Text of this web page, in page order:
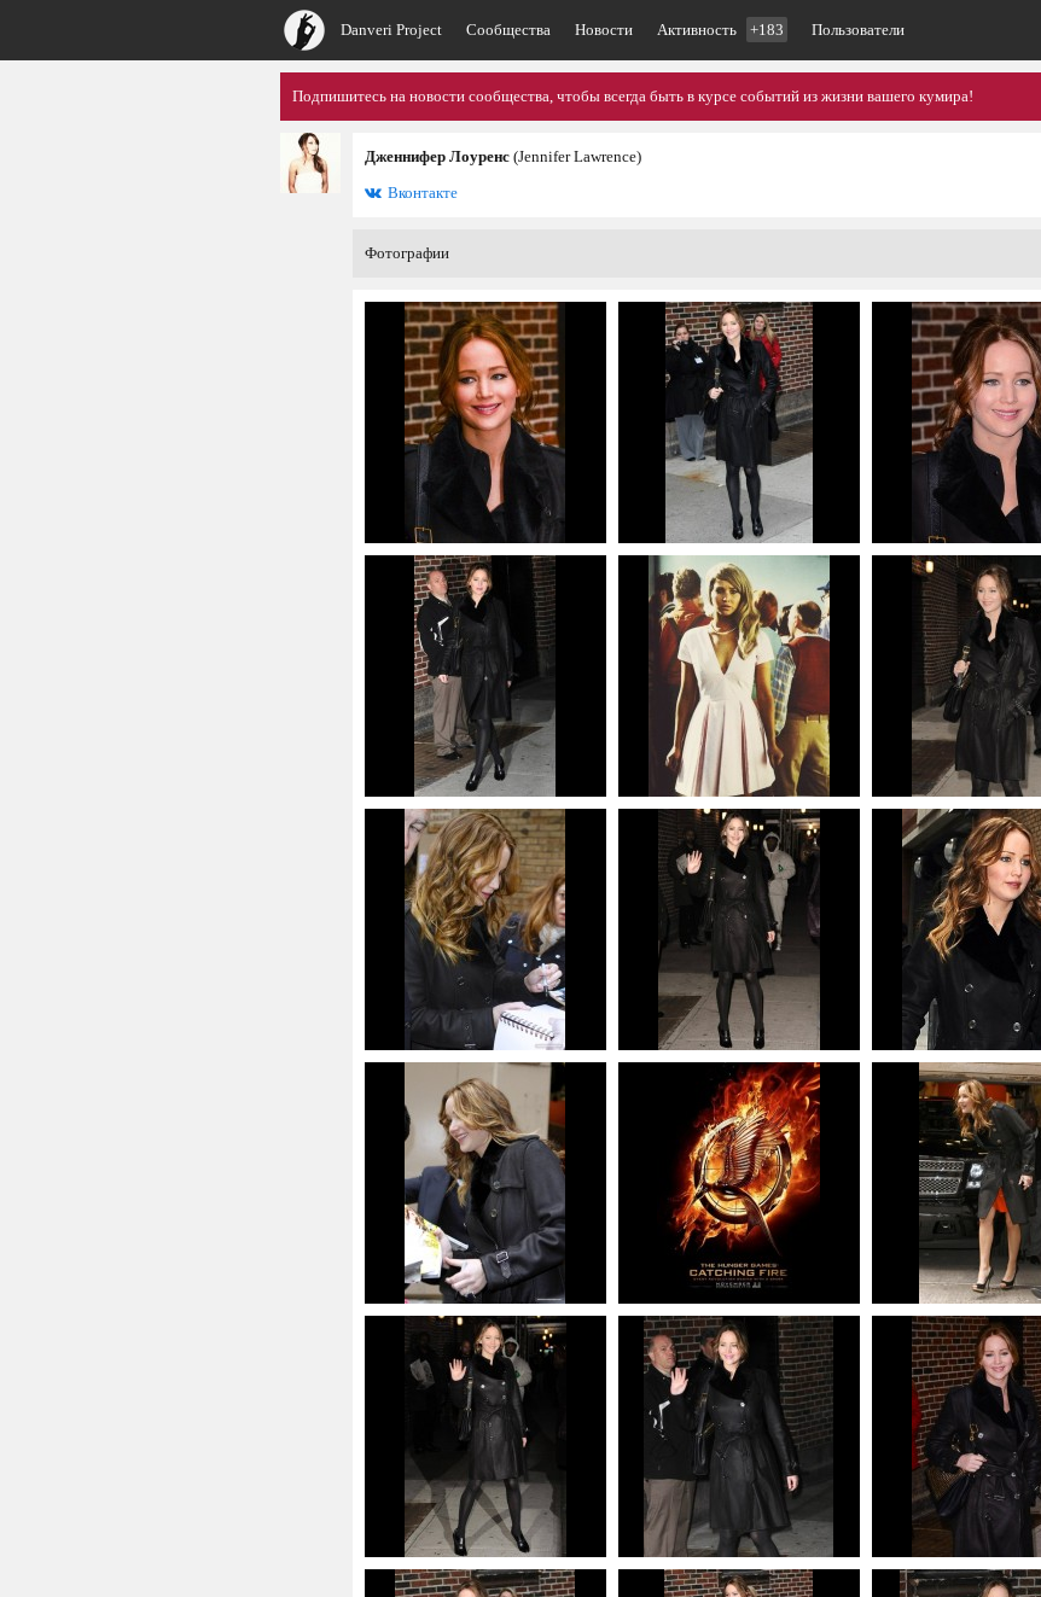
Danveri Project Сообщества Новости Активность +183 Пользователи
Подпишитесь на новости сообщества, чтобы всегда быть в курсе событий из жизни вашего кумира!
Дженнифер Лоуренс (Jennifer Lawrence)
Вконтакте
Фотографии